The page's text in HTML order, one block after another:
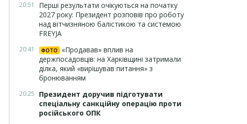
20:51
Перші результати очікуються на початку
2027 року: Президент розповів про роботу
над вітчизняною балістикою та системою
FREYJA
20:41 ФОТО
«Продавав» вплив на
держпосадовців: на Харківщині затримали
ділка, який «вирішував питання» з
бронюванням
20:25
Президент доручив підготувати
спеціальну санкційну операцію проти
російського ОПК